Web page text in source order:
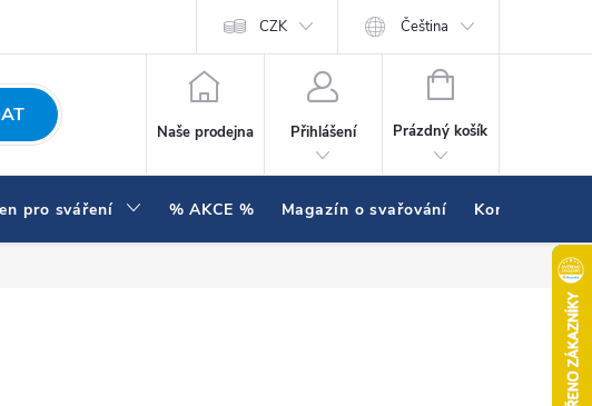
Hodnocení obchodu
CZK Čeština
Naše prodejna Přihlášení
NÁKUPNÍ KOŠÍK
Prázdný košík
pro sváření % AKCE % Magazín o svařování Kontakty